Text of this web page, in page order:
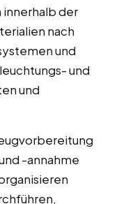
innerhalb der
nach
und
und
und
-annahme